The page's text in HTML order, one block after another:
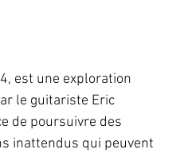
est une exploration
le guitariste Eric
de poursuivre des
inattendus qui peuvent